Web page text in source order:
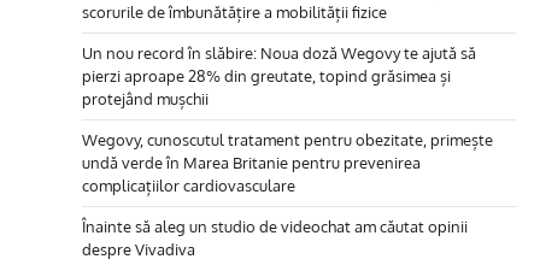
scorurile de îmbunătățire a mobilității fizice
Un nou record în slăbire: Noua doză Wegovy te ajută să
pierzi aproape 28% din greutate, topind grăsimea și
protejând mușchii
Wegovy, cunoscutul tratament pentru obezitate, primește
undă verde în Marea Britanie pentru prevenirea
complicațiilor cardiovasculare
Înainte să aleg un studio de videochat am căutat opinii
despre Vivadiva